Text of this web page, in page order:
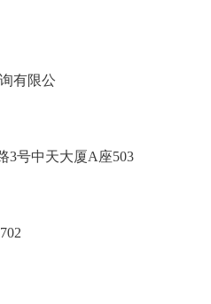
有限公
号中天大厦A座503
022-23377702